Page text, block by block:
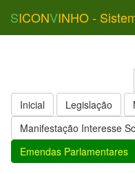
SICONVINHO -
Inicial Legislação
Manifestação Interesse
Emendas Parlamentares